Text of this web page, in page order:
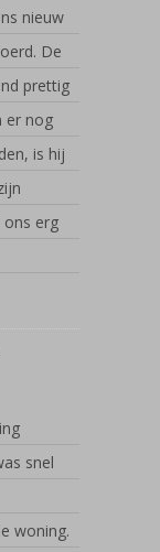
nieuw
De
prettig
er nog
is hij
ons erg
snel
woning.